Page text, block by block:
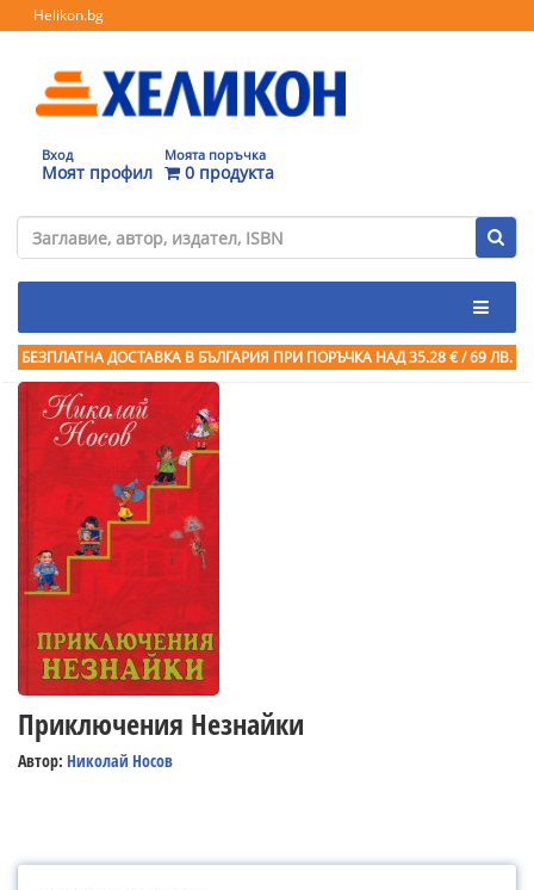
Helikon.bg
Вход
Моят профил
Моята поръчка
0 продукта
БЕЗПЛАТНА ДОСТАВКА В БЪЛГАРИЯ ПРИ ПОРЪЧКА НАД 35.28 € / 69 ЛВ.
Приключения Незнайки
Автор: Николай Носов